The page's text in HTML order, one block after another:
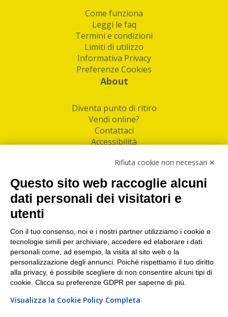
Come funziona
Leggi le faq
Termini e condizioni
Limiti di utilizzo
Informativa Privacy
Preferenze Cookies
About
Diventa punto di ritiro
Vendi online?
Contattaci
Accessibilità
Facebook
Linkedin
I nostri punti di ritiro e spedizione pacchi nelle
maggiori città italiane
Torino|Milano|Roma|Bologna|Firenze| Genova
Napoli|Varese
Rifiuta cookie non necessari ✕
Questo sito web raccoglie alcuni
dati personali dei visitatori e
utenti
Con il tuo consenso, noi e i nostri partner utilizziamo i cookie e
tecnologie simili per archiviare, accedere ed elaborare i dati
personali come, ad esempio, la visita al sito web o la
personalizzazione degli annunci. Poiché rispettiamo il tuo diritto
alla privacy, è possibile scegliere di non consentire alcuni tipi di
cookie. Clicca su preferenze GDPR per saperne di più.
Visualizza la Cookie Policy Completa